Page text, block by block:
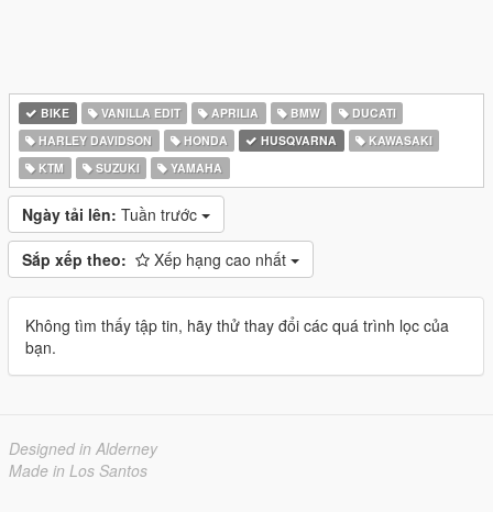
BIKE VANILLA EDIT APRILIA BMW
DUCATI
HARLEY DAVIDSON
HONDA HUSQVARNA
KAWASAKI
KTM
SUZUKI YAMAHA
Ngày tải lên: Tuần trước
Sắp xếp theo: Xếp hạng cao nhất
Không tìm thấy tập tin, hãy thử thay đổi các quá trình lọc của
bạn.
Designed in Alderney
Made in Los Santos